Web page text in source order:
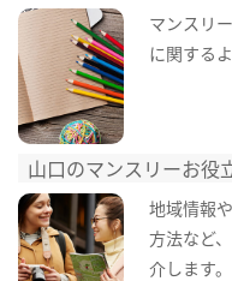
マンスリ
に関する
山口のマンスリーお役
地域情報
方法など
介します。